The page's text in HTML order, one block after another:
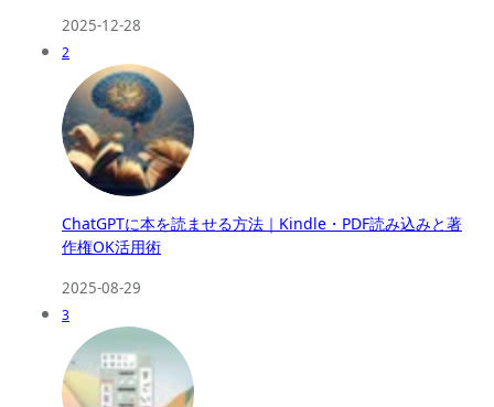
2025-12-28
2
ChatGPTに本を読ませる方法｜Kindle・PDF読み込みと著
作権OK活用術
2025-08-29
3